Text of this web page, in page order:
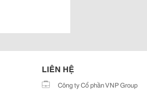
LIÊN HỆ
Công ty Cổ phần VNP Group